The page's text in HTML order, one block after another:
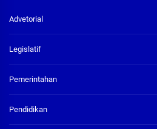
Advetorial
Legislatif
Pemerintahan
Pendidikan